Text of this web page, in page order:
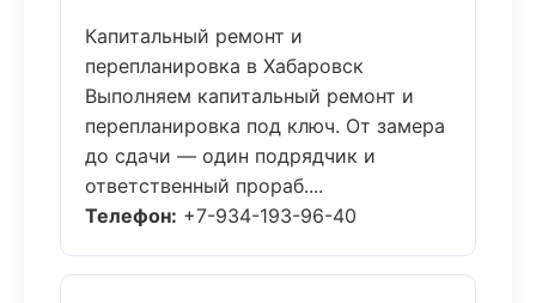
Капитальный ремонт и
перепланировка в Хабаровск
Выполняем капитальный ремонт и
перепланировка под ключ. От замера
до сдачи — один подрядчик и
ответственный прораб....
Телефон: +7-934-193-96-40